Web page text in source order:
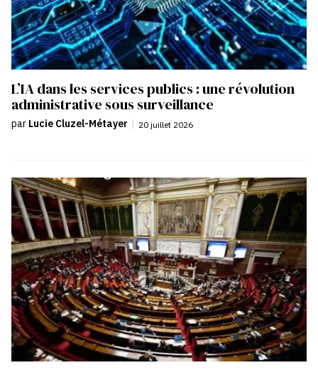
L’IA dans les services publics : une révolution
administrative sous surveillance
par Lucie Cluzel-Métayer | 20 juillet 2026